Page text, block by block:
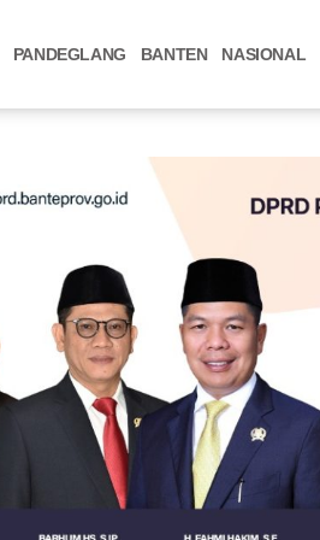
PANDEGLANG BANTEN NASIONAL